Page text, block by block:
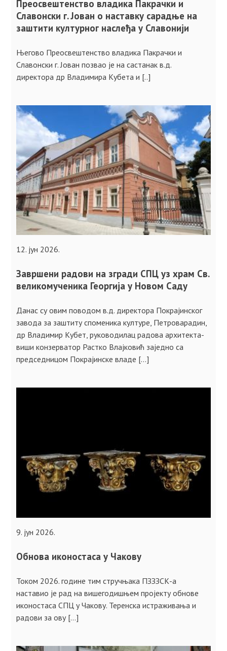
Преосвештенство владика Пакрачки и
Славонски г. Јован о наставку сарадње на
заштити културног наслеђа у Славонији
Његово Преосвештенство владика Пакрачки и
Славонски г. Јован позвао је на састанак в.д.
директора др Владимира Кубета и [..]
12. јун 2026.
Завршени радови на згради СПЦ уз храм Св.
великомученика Георгија у Новом Саду
Данас су овим поводом в.д. директора Покрајинског
завода за заштиту споменика културе, Петроварадин,
др Владимир Кубет, руководилац радова архитекта-
виши конзерватор Растко Влајковић заједно са
председницом Покрајинске владе […]
9. јун 2026.
Обнова иконостаса у Чакову
Током 2026. године тим стручњака ПЗЗЗСК-а
наставио је рад на вишегодишњем пројекту обнове
иконостаса СПЦ у Чакову. Теренска истраживања и
радови за ову […]